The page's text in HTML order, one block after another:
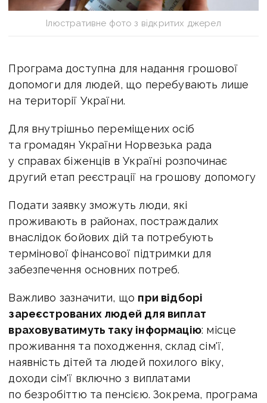
Ілюстративне фото з відкритих джерел
Програма доступна для надання грошової
допомоги для людей, що перебувають лише
на території України.
Для внутрішньо переміщених осіб
та громадян України Норвезька рада
у справах біженців в Україні розпочинає
другий етап реєстрації на грошову допомогу
Подати заявку зможуть люди, які
проживають в районах, постраждалих
внаслідок бойових дій та потребують
термінової фінансової підтримки для
забезпечення основних потреб.
Важливо зазначити, що при відборі
зареєстрованих людей для виплат
враховуватимуть таку інформацію: місце
проживання та походження, склад сім'ї,
наявність дітей та людей похилого віку,
доходи сім'ї включно з виплатами
по безробіттю та пенсією. Зокрема, програма